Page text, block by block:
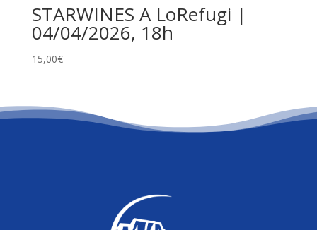
STARWINES A LoRefugi |
04/04/2026, 18h
15,00€